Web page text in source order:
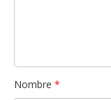
Nombre *